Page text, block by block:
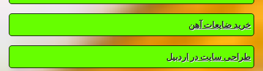
خرید ضایعات آهن
طراحی سایت در اردبیل